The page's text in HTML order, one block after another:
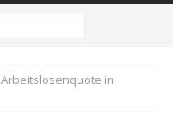
Arbeitslosenquote in